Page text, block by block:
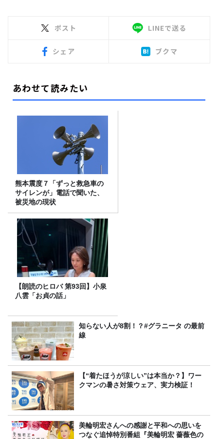
ポスト LINEで送る
シェア ブクマ
あわせて読みたい
熊本震度７「ずっと救急車の
サイレンが」電話で聞いた、
被災地の現状
【朗読のヒロバ 第93回】小泉
八雲「お貞の話」
知らない人が8割！？#グラニータ の最前
線
【“着たほうが涼しい”は本当か？】ワー
クマンの暑さ対策ウェア、実力検証！
美輪明宏さんへの感謝と平和への思いを
つなぐ追悼特別番組『美輪明宏 薔薇色の